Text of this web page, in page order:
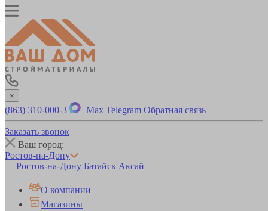
×
(863) 310-000-3 Max Telegram Обратная связь
Заказать звонок
Ваш город:
Ростов-на-Дону
Ростов-на-Дону Батайск Аксай
О компании
Магазины